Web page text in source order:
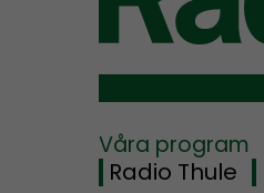
Våra program
Radio Thule